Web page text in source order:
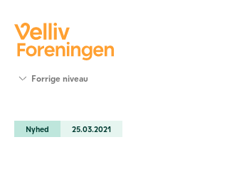
Værktøjer
Forrige niveau
Nyhed 25.03.2021